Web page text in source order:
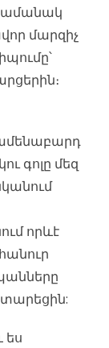
մարզիչ
գոլը մեզ
որևէ
ես